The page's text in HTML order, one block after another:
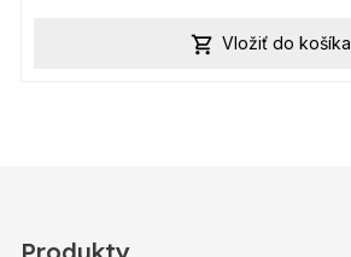
 Vložiť do košíka